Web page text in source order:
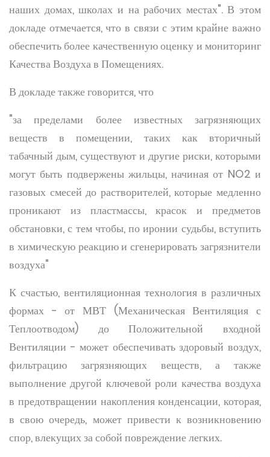
наших домах, школах и на рабочих местах". В этом
докладе отмечается, что в связи с этим крайне важно
обеспечить более качественную оценку и мониторинг
Качества Воздуха в Помещениях.
В докладе также говорится, что
"за пределами более известных загрязняющих
веществ в помещении, таких как вторичный
табачный дым, существуют и другие риски, которыми
могут быть подвержены жильцы, начиная от NO2 и
газовых смесей до растворителей, которые медленно
проникают из пластмассы, красок и предметов
обстановки, с тем чтобы, по иронии судьбы, вступить
в химическую реакцию и сгенерировать загрязнители
воздуха"
К счастью, вентиляционная технология в различных
формах - от МВТ (Механическая Вентиляция с
Теплоотводом) до Положительной входной
Вентиляции - может обеспечивать здоровый воздух,
фильтрацию загрязняющих веществ, а также
выполнение другой ключевой роли качества воздуха
в предотвращении накопления конденсации, которая,
в свою очередь, может привести к возникновению
спор, влекущих за собой повреждение легких.